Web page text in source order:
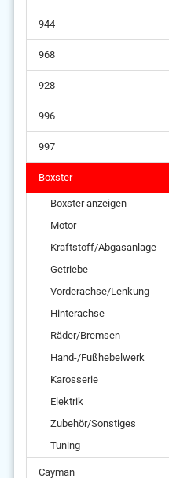
944
968
928
996
997
Boxster
Boxster anzeigen
Motor
Kraftstoff/Abgasanlage
Getriebe
Vorderachse/Lenkung
Hinterachse
Räder/Bremsen
Hand-/Fußhebelwerk
Karosserie
Elektrik
Zubehör/Sonstiges
Tuning
Cayman